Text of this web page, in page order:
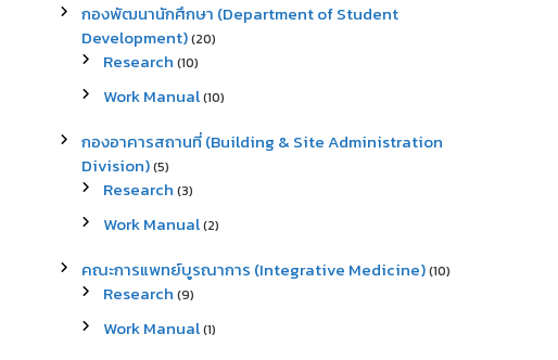
กองพัฒนานักศึกษา (Department of Student
Development)(20)
Research (10)
Work Manual(10)
กองอาคารสถานที่ (Building & Site Administration
Division)(5)
Research (3)
Work Manual(2)
คณะการแพทย์บูรณาการ (Integrative Medicine)(10)
Research (9)
Work Manual(1)